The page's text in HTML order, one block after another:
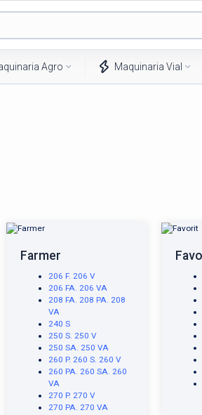
Agro Maquinaria Vial
Farmer
206 F. 206 V
206 FA. 206 VA
208 FA. 208 PA. 208
VA
240 S
250 S. 250 V
250 SA. 250 VA
260 P. 260 S. 260 V
260 PA. 260 SA. 260
VA
270 P. 270 V
270 PA. 270 VA